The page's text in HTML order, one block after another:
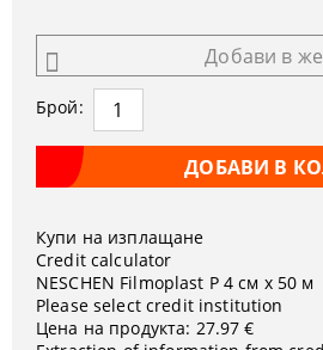
Добави в
Брой:
Купи на изплащане
Credit calculator
NESCHEN Filmoplast P 4 см х 50 м
Please select credit institution
Цена на продукта: 27.97 €